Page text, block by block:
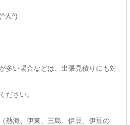
人^)
多い場合などは、出張見積りにも対
ださい。
熱海、伊東、三島、伊豆、伊豆の